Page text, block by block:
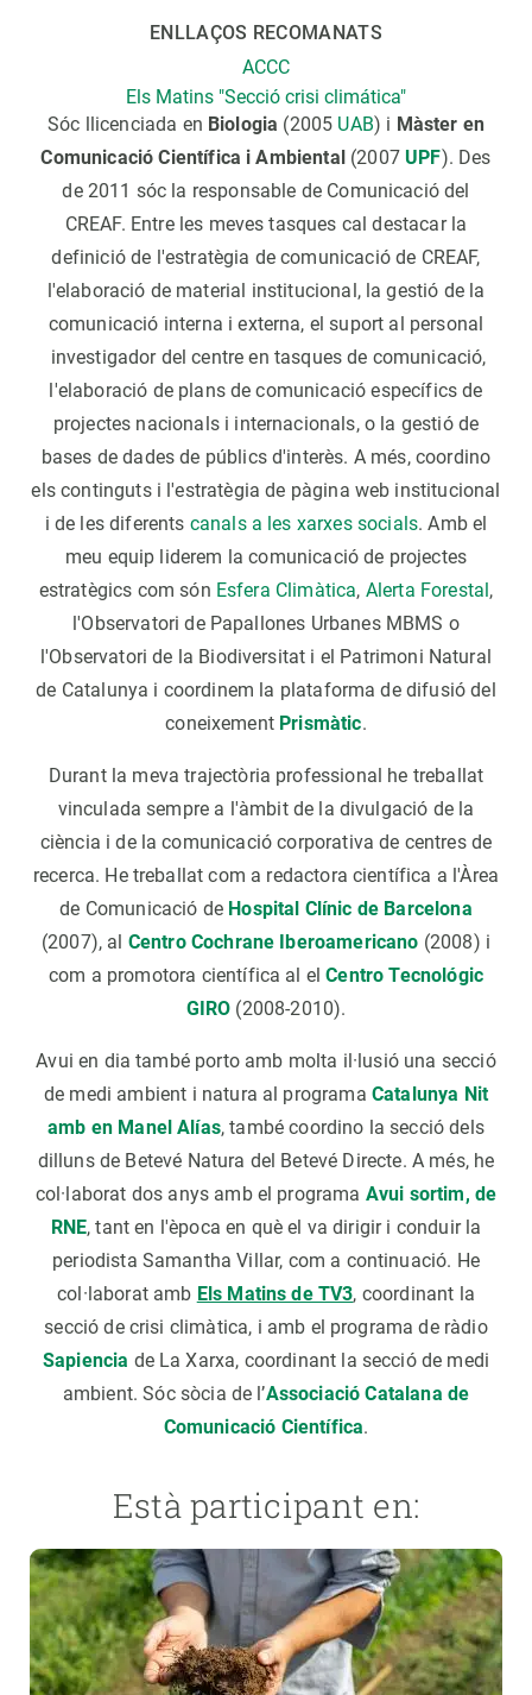
ENLLAÇOS RECOMANATS
ACCC
Els Matins "Secció crisi climática"
Sóc llicenciada en Biologia (2005 UAB) i Màster en
Comunicació Científica i Ambiental(2007UPF). Des
de 2011 sóc la responsable de Comunicació del
CREAF. Entre les meves tasques cal destacar la
definició de l'estratègia de comunicació de CREAF,
l'elaboració de material institucional, la gestió de la
comunicació interna i externa, el suport al personal
investigador del centre en tasques de comunicació,
l'elaboració de plans de comunicació específics de
projectes nacionals i internacionals, o la gestió de
bases de dades de públics d'interès. A més, coordino
els continguts i l'estratègia de pàgina web institucional
i de les diferents canals a les xarxes socials. Amb el
meu equip liderem la comunicació de projectes
estratègics com són Esfera Climàtica, Alerta Forestal,
l'Observatori de Papallones Urbanes MBMS o
l'Observatori de la Biodiversitat i el Patrimoni Natural
de Catalunya i coordinem la plataforma de difusió del
coneixement Prismàtic.
Durant la meva trajectòria professional he treballat
vinculada sempre a l'àmbit de la divulgació de la
ciència i de la comunicació corporativa de centres de
recerca. He treballat com a redactora científica a l'Àrea
de Comunicació de Hospital Clínic de Barcelona
(2007), al Centro Cochrane Iberoamericano (2008) i
com a promotora científica al elCentro Tecnológic
GIRO (2008-2010).
Avui en dia també porto amb molta il·lusió una secció
de medi ambient i natura al programa Catalunya Nit
amb en Manel Alías, també coordino la secció dels
dilluns de Betevé Natura del Betevé Directe. A més, he
col·laborat dos anys amb el programa Avui sortim, de
RNE, tant en l'època en què el va dirigir i conduir la
periodista Samantha Villar, com a continuació. He
col·laborat amb Els Matins de TV3, coordinant la
secció de crisi climàtica, i amb el programa de ràdio
Sapiencia de La Xarxa, coordinant la secció de medi
ambient. Sóc sòcia de l’Associació Catalana de
Comunicació Científica.
Està participant en: